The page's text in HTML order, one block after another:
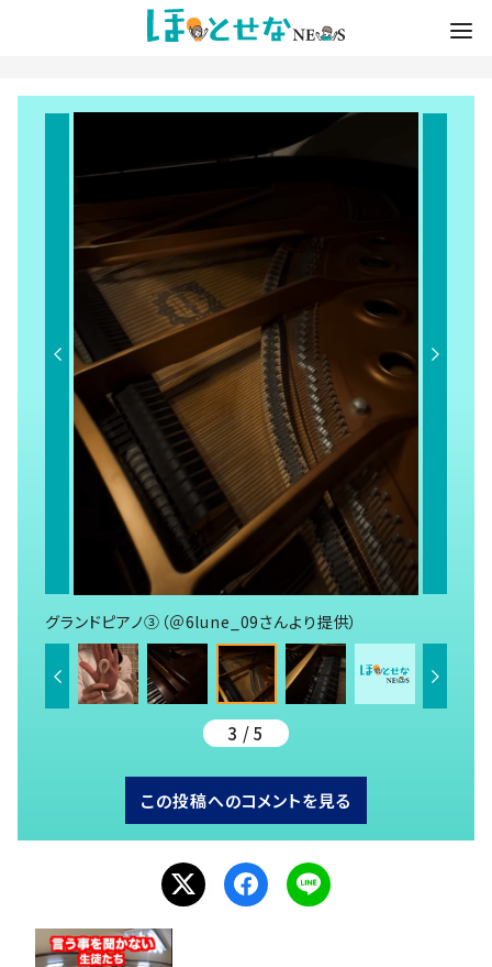
グランドピアノ③（＠6lune_09さんより提供）
3 / 5
この投稿へのコメントを見る